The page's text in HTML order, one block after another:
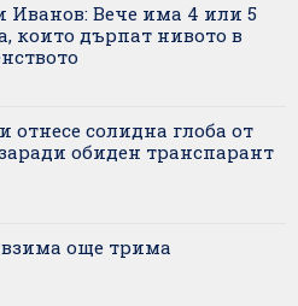
Иванов: Вече има 4 или 5
които дърпат нивото в
отнесе солидна глоба от
обиден транспарант
още трима